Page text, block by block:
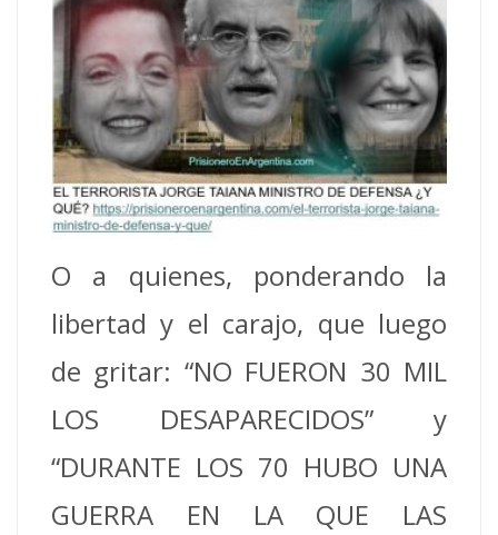
O a quienes, ponderando la
libertad y el carajo, que luego
de gritar: “NO FUERON 30 MIL
LOS DESAPARECIDOS” y
“DURANTE LOS 70 HUBO UNA
GUERRA EN LA QUE LAS